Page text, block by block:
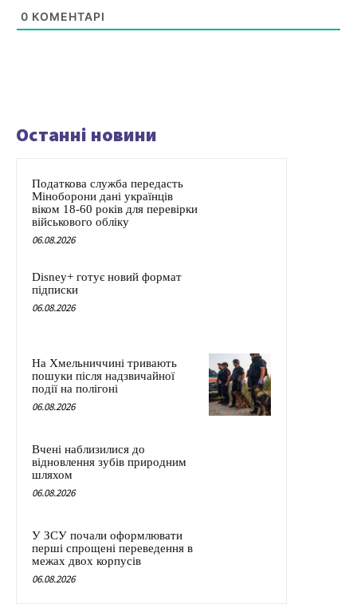
0 КОМЕНТАРІ
Останні новини
Податкова служба передасть
Міноборони дані українців
віком 18-60 років для перевірки
військового обліку
06.08.2026
Disney+ готує новий формат
підписки
06.08.2026
На Хмельниччині тривають
пошуки після надзвичайної
події на полігоні
06.08.2026
Вчені наблизилися до
відновлення зубів природним
шляхом
06.08.2026
У ЗСУ почали оформлювати
перші спрощені переведення в
межах двох корпусів
06.08.2026